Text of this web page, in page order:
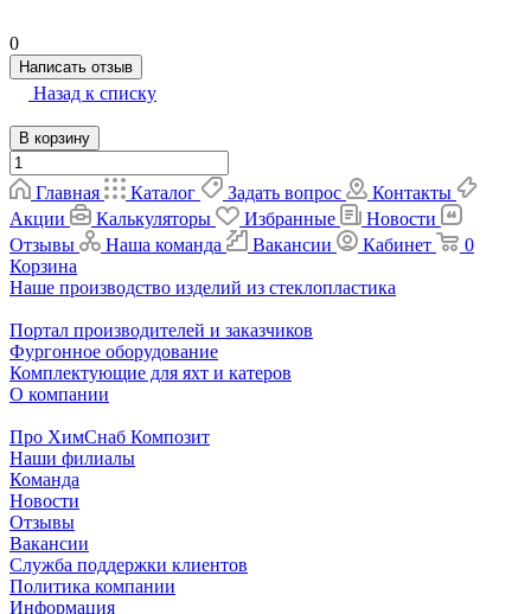
0
Написать отзыв
Назад к списку
В корзину
Главная Каталог Задать вопрос
Контакты
Акции
Калькуляторы Избранные
Новости
Отзывы
Наша команда Вакансии Кабинет
0
Корзина
Наше производство изделий из стеклопластика
Портал производителей и заказчиков
Фургонное оборудование
Комплектующие для яхт и катеров
О компании
Про ХимСнаб Композит
Наши филиалы
Команда
Новости
Отзывы
Вакансии
Служба поддержки клиентов
Политика компании
Информация